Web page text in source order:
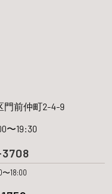
門前仲町2-4-9
〜19:30
18:00